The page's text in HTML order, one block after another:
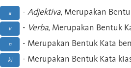
a - Adjektiva, Merupakan
v - Verba, Merupakan Bentuk
n - Merupakan Bentuk Kata
ki - Merupakan Bentuk Kata